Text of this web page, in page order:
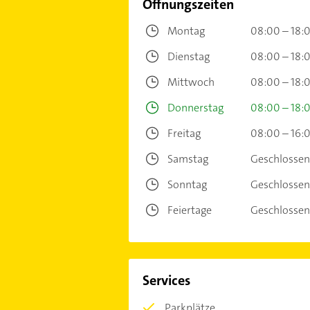
Öffnungszeiten
Montag
08:00 –
Dienstag
08:00 –
Mittwoch
08:00 –
Donnerstag
08:00 –
Freitag
08:00 –
Samstag
Geschlossen
Sonntag
Geschlossen
Feiertage
Geschlossen
Services